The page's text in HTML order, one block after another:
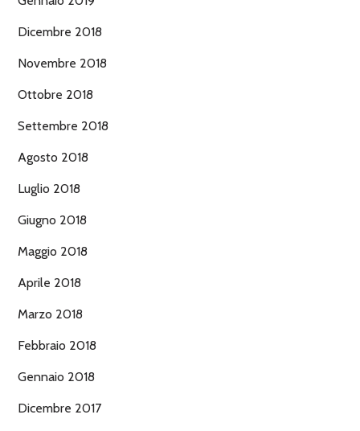
Dicembre 2018
Novembre 2018
Ottobre 2018
Settembre 2018
Agosto 2018
Luglio 2018
Giugno 2018
Maggio 2018
Aprile 2018
Marzo 2018
Febbraio 2018
Gennaio 2018
Dicembre 2017